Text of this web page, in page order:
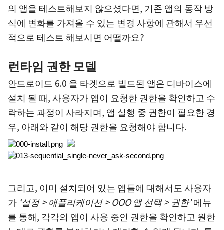
의 앱을 테스트해보지 않으셨다면, 기존 앱의 동작 방
식에 변화를 가져올 수 있는 변경 사항에 관해서 우선
적으로 테스트 해보시면 어떨까요?
런타임 권한 모델
안드로이드 6.0 을 타겟으로 빌드된 앱은 디바이스에
설치 될 때, 사용자가 앱이 요청한 권한을 확인하고 수
락하는 과정이 사라지며, 앱 실행 중 권한이 필요한 경
우, 아래와 같이 해당 권한을 요청해야 합니다.
그리고, 이미 설치되어 있는 앱들에 대해서도 사용자
가 ‘설정 > 애플리케이션 > OOO 앱 선택 > 권한’메뉴
를 통해, 각각의 앱이 사용 중인 권한을 확인하고 원한